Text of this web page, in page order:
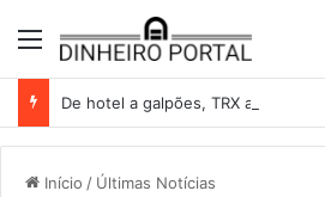
Menu
Início / Últimas Notícias